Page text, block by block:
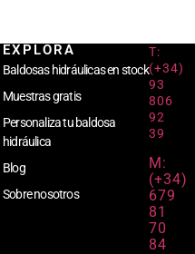
EXPLORA
Baldosas hidráulicas en stock
Muestras gratis
Personaliza tu baldosa
hidráulica
Blog
Sobre nosotros
T:
(+34)
93
806
92
39
M:
(+34)
679
81
70
84